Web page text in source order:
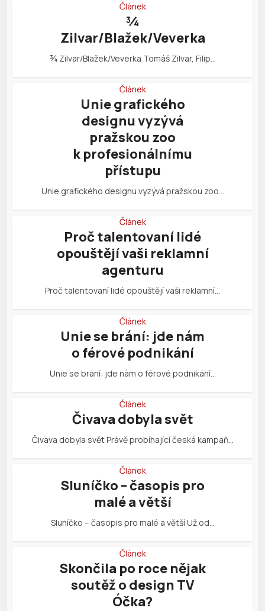
Článek
¾
Zilvar/Blažek/Veverka
¾ Zilvar/Blažek/Veverka Tomáš Zilvar, Filip…
Článek
Unie grafického
designu vyzývá
pražskou zoo
k profesionálnímu
přístupu
Unie grafického designu vyzývá pražskou zoo…
Článek
Proč talentovaní lidé
opouštějí vaši reklamní
agenturu
Proč talentovaní lidé opouštějí vaši reklamní…
Článek
Unie se brání: jde nám
o férové podnikání
Unie se brání: jde nám o férové podnikání…
Článek
Čivava dobyla svět
Čivava dobyla svět Právě probíhající česká kampaň…
Článek
Sluníčko – časopis pro
malé a větší
Sluníčko – časopis pro malé a větší Už od…
Článek
Skončila po roce nějak
soutěž o design TV
Óčka?